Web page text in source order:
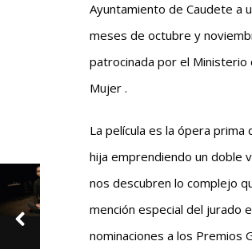
Ayuntamiento de Caudete a
meses de octubre y
patrocinada por el Ministerio
Mujer .
La película es la ópera prima
hija emprendiendo un doble
nos descubren lo complejo
mención especial del jurado
nominaciones a los Premios